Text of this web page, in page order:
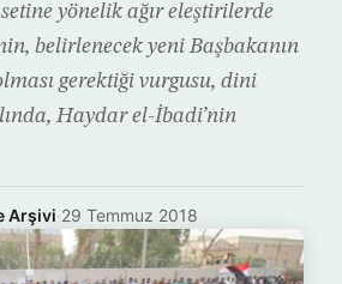
yönelik ağır eleştirilerde
belirlenecek yeni Başbakanın
gerektiği vurgusu, dini
Haydar el-İbadi’nin
Arşivi·29 Temmuz 2018